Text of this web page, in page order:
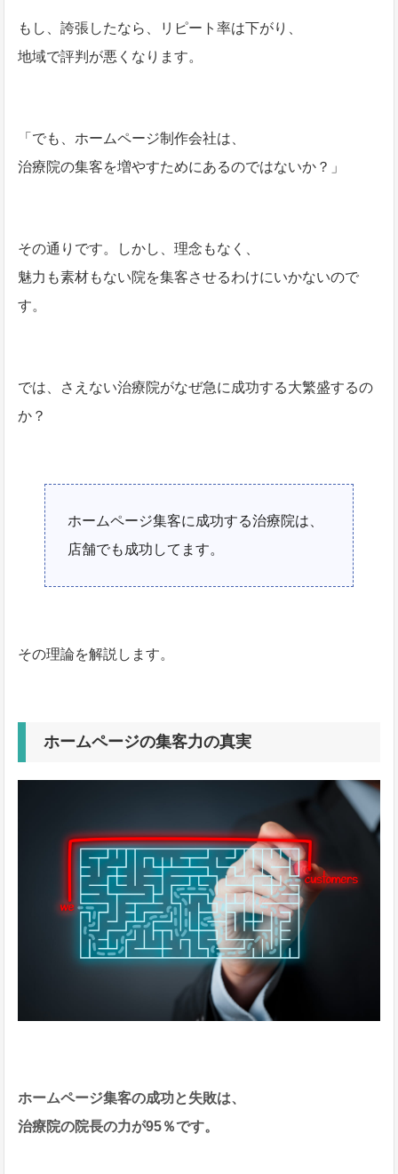
もし、誇張したなら、リピート率は下がり、
地域で評判が悪くなります。
「でも、ホームページ制作会社は、
治療院の集客を増やすためにあるのではないか？」
その通りです。しかし、理念もなく、
魅力も素材もない院を集客させるわけにいかないので
す。
では、さえない治療院がなぜ急に成功する大繁盛するの
か？
ホームページ集客に成功する治療院は、
店舗でも成功してます。
その理論を解説します。
ホームページの集客力の真実
ホームページ集客の成功と失敗は、
治療院の院長の力が95％です。